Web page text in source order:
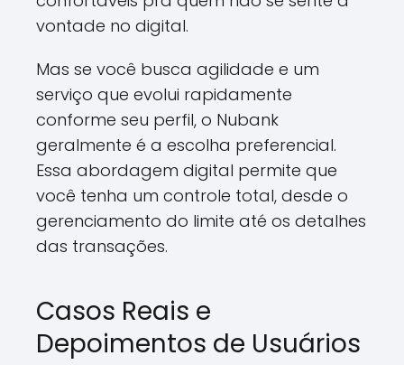
vontade no digital.
Mas se você busca agilidade e um
serviço que evolui rapidamente
conforme seu perfil, o Nubank
geralmente é a escolha preferencial.
Essa abordagem digital permite que
você tenha um controle total, desde o
gerenciamento do limite até os detalhes
das transações.
Casos Reais e
Depoimentos de Usuários